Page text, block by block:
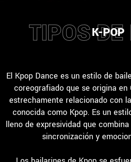
TIPOSK-POP
El Kpop Dance es un estilo de
coreografiado que se origina en
estrechamente relacionado con
conocida como Kpop. Es un
lleno de expresividad que
sincronización y